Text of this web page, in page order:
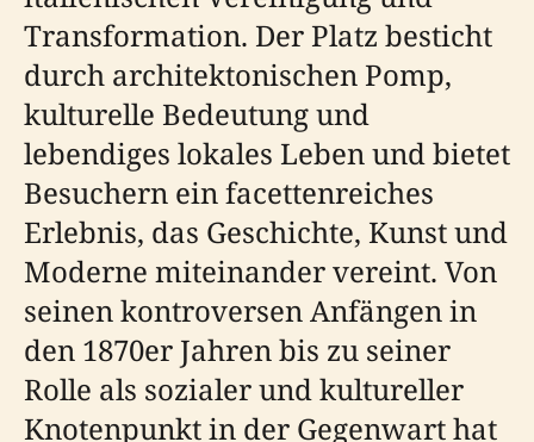
Transformation. Der Platz besticht
durch architektonischen Pomp,
kulturelle Bedeutung und
lebendiges lokales Leben und bietet
Besuchern ein facettenreiches
Erlebnis, das Geschichte, Kunst und
Moderne miteinander vereint. Von
seinen kontroversen Anfängen in
den 1870er Jahren bis zu seiner
Rolle als sozialer und kultureller
Knotenpunkt in der Gegenwart hat